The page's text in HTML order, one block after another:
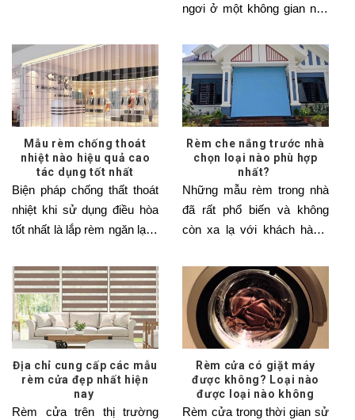
ngơi ở một không gian nhẹ
Mẫu rèm chống thoát
nhiệt nào hiệu quả cao
tác dụng tốt nhất
Biện pháp chống thất thoát
nhiệt khi sử dụng điều hòa
tốt nhất là lắp rèm ngăn lạnh
Rèm che nắng trước nhà
chọn loại nào phù hợp
nhất?
Những mẫu rèm trong nhà
đã rất phổ biến và không
còn xa lạ với khách hàng.
Địa chỉ cung cấp các mẫu
rèm cửa đẹp nhất hiện
nay
Rèm cửa trên thị trường
Rèm cửa có giặt máy
được không? Loại nào
được loại nào không
Rèm cửa trong thời gian sử